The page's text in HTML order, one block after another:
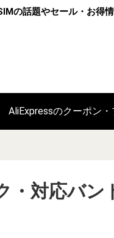
の話題やセール・お得情
AliExpressのクーポン
・対応バン